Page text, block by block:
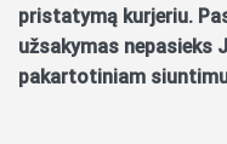
pristatymą kurjeriu.
užsakymas nepasieks
pakartotiniam